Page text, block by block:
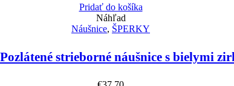
Pridať do košíka
Náhľad
Náušnice, ŠPERKY
strieborné náušnice s bielymi